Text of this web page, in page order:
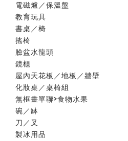
電磁爐／保溫盤
教育玩具
書桌／椅
搖椅
臉盆水龍頭
鏡櫃
屋內天花板／地板／牆壁
化妝桌／桌椅組
無框畫單聯>食物水果
碗／缽
刀／叉
製冰用品